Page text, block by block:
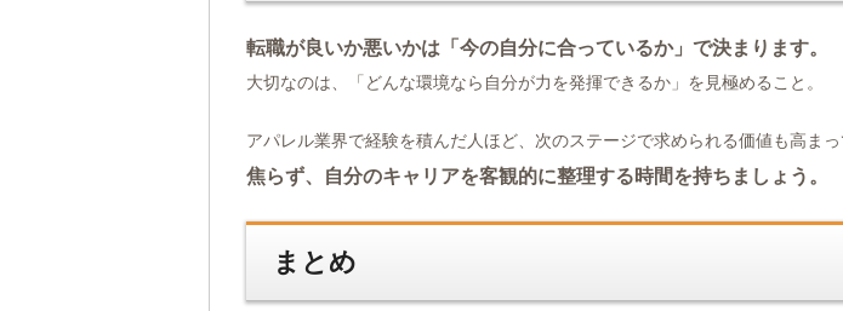
転職が良いか悪いかは「今の自分に合っているか」で決まります。
大切なのは、「どんな環境なら自分が力を発揮できるか」を見極めること。
アパレル業界で経験を積んだ人ほど、次のステージで求められる価値も高まっ
焦らず、自分のキャリアを客観的に整理する時間を持ちましょう。
まとめ